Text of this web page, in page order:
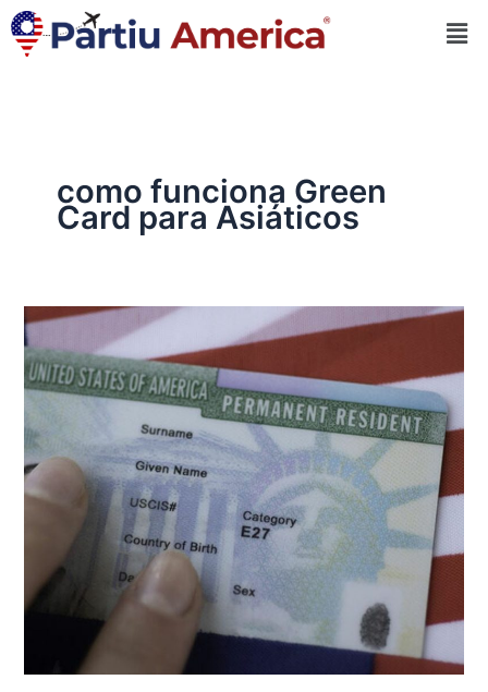
Skip
to
como funciona Green
Card para Asiáticos
Green
Card
para
Asiáticos:
o
Funcionamento!